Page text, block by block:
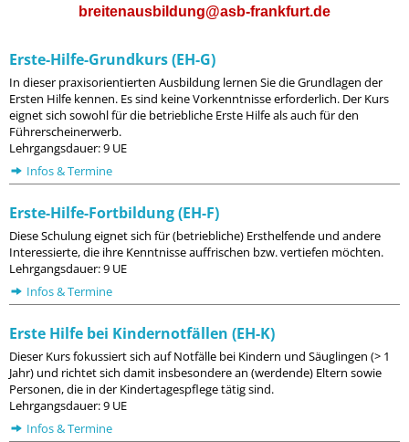
breitenausbildung@asb-frankfurt.de
Erste-Hilfe-Grundkurs (EH-G)
In dieser praxisorientierten Ausbildung lernen Sie die Grundlagen der
Ersten Hilfe kennen. Es sind keine Vorkenntnisse erforderlich. Der Kurs
eignet sich sowohl für die betriebliche Erste Hilfe als auch für den
Führerscheinerwerb.
Lehrgangsdauer: 9 UE
Infos & Termine
Erste-Hilfe-Fortbildung (EH-F)
Diese Schulung eignet sich für (betriebliche) Ersthelfende und andere
Interessierte, die ihre Kenntnisse auffrischen bzw. vertiefen möchten.
Lehrgangsdauer: 9 UE
Infos & Termine
Erste Hilfe bei Kindernotfällen (EH-K)
Dieser Kurs fokussiert sich auf Notfälle bei Kindern und Säuglingen (> 1
Jahr) und richtet sich damit insbesondere an (werdende) Eltern sowie
Personen, die in der Kindertagespflege tätig sind.
Lehrgangsdauer: 9 UE
Infos & Termine